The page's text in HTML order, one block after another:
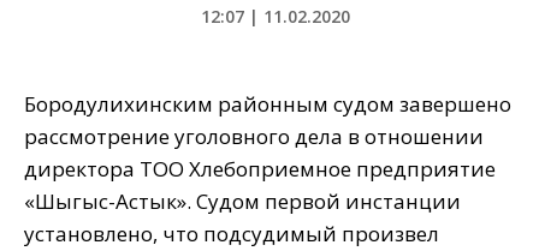
12:07 | 11.02.2020
Бородулихинским районным судом завершено
рассмотрение уголовного дела в отношении
директора ТОО Хлебоприемное предприятие
«Шыгыс-Астык». Судом первой инстанции
установлено, что подсудимый произвел